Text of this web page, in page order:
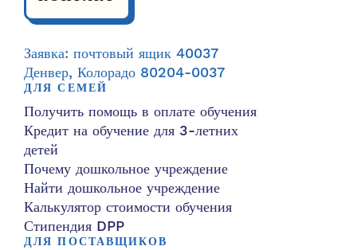
Заявка: почтовый ящик 40037
Денвер, Колорадо 80204-0037
ДЛЯ СЕМЕЙ
Получить помощь в оплате обучения
Кредит на обучение для 3-летних
детей
Почему дошкольное учреждение
Найти дошкольное учреждение
Калькулятор стоимости обучения
Стипендия DPP
ДЛЯ ПОСТАВЩИКОВ